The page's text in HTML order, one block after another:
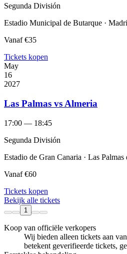
Segunda División
Estadio Municipal de Butarque ·
Vanaf€35
Tickets kopen
May
16
2027
Las Palmas vs Almeria
17:00 — 18:45
Segunda División
Estadio de Gran Canaria · Las
Vanaf€60
Tickets kopen
Bekijk alle tickets
1
Koop van officiële verkopers
Wij bieden alleen tickets aan
betekent geverifieerde tickets,